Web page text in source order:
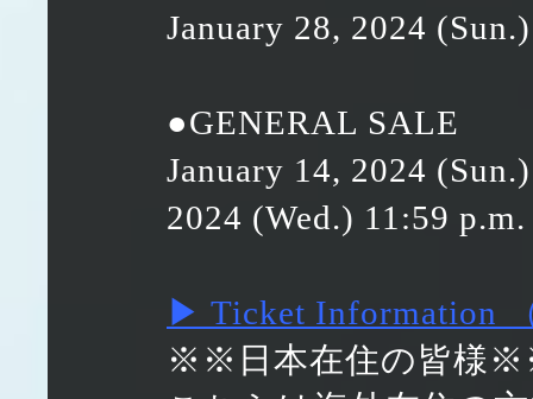
January 28, 2024
●GENERAL SALE
January 14, 2024
2024 (Wed.) 11:59 p.m.
▶ Ticket Information
※※日本在住の皆様